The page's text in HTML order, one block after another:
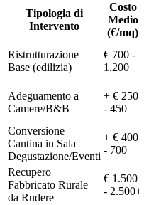
Tipologia di
Intervento
Costo
Medio
(€/mq)
Ristrutturazione
Base (edilizia)
€ 700 -
1.200
Adeguamento a
Camere/B&B
+ € 250
- 450
Conversione
Cantina in Sala
Degustazione/Eventi
+ € 400
- 700
Recupero
Fabbricato Rurale
da Rudere
€ 1.500
- 2.500+